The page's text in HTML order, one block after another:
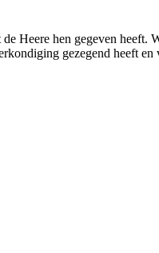
Heere hen gegeven
gezegend heeft